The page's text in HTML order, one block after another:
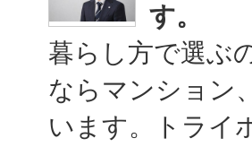
す。
暮らし方で選ぶ
ならマンション
います。トライ